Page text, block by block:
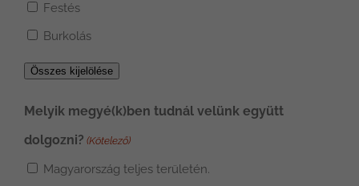
Festés
Burkolás
Összes kijelölése
Melyik megyé(k)ben tudnál velünk együtt
dolgozni? (Kötelező)
Magyarország teljes területén.